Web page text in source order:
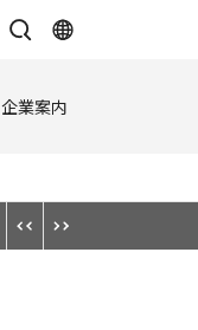
企業案内
スマートデバイス